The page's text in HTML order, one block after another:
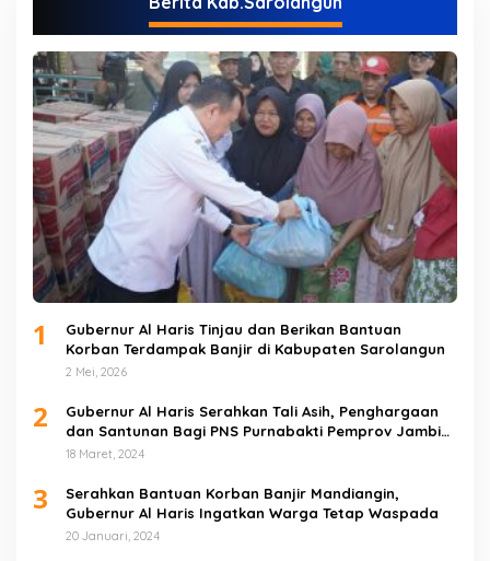
1
Gubernur Al Haris Tinjau dan Berikan Bantuan
Korban Terdampak Banjir di Kabupaten Sarolangun
2 Mei, 2026
2
Gubernur Al Haris Serahkan Tali Asih, Penghargaan
dan Santunan Bagi PNS Purnabakti Pemprov Jambi
Yang Berada di Sarolangun
18 Maret, 2024
3
Serahkan Bantuan Korban Banjir Mandiangin,
Gubernur Al Haris Ingatkan Warga Tetap Waspada
20 Januari, 2024